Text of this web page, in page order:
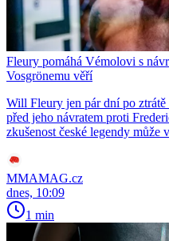
Fleury pomáhá Vémolovi s
Vosgrönemu věří
Will Fleury jen pár dní po
před jeho návratem proti
zkušenost české legendy může
MMAMAG.cz
dnes, 10:09
1 min